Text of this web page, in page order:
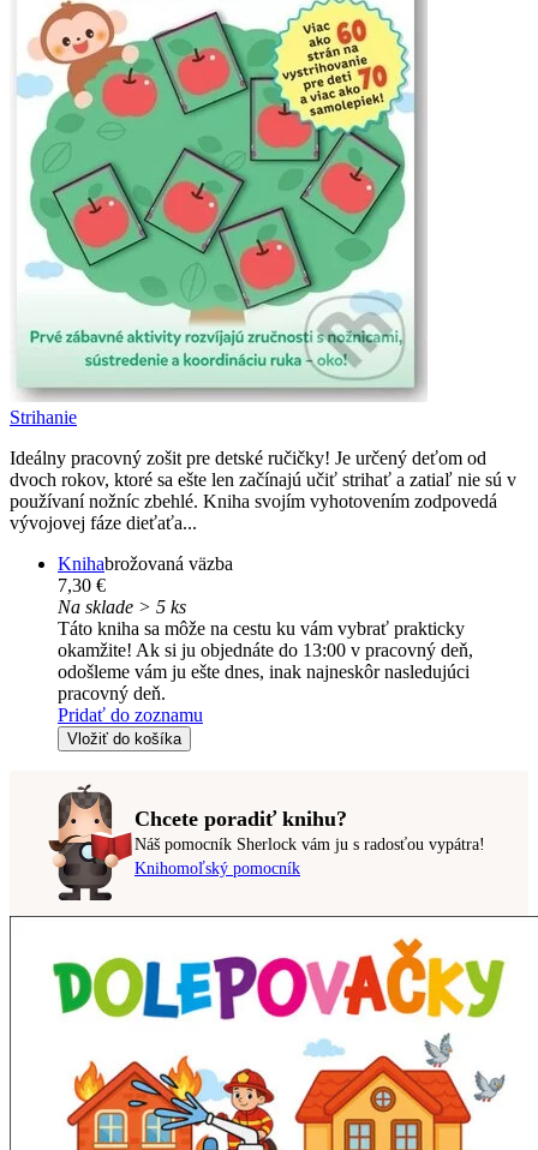
Strihanie
Ideálny pracovný zošit pre detské ručičky! Je určený deťom od
dvoch rokov, ktoré sa ešte len začínajú učiť strihať a zatiaľ nie sú v
používaní nožníc zbehlé. Kniha svojím vyhotovením zodpovedá
vývojovej fáze dieťaťa...
Knihabrožovaná väzba
7,30 €
Na sklade > 5 ks
Táto kniha sa môže na cestu ku vám vybrať prakticky
okamžite! Ak si ju objednáte do 13:00 v pracovný deň,
odošleme vám ju ešte dnes, inak najneskôr nasledujúci
pracovný deň.
Pridať do zoznamu
Vložiť do košíka
Chcete poradiť knihu?
Náš pomocník Sherlock vám ju s radosťou vypátra!
Knihomoľský pomocník